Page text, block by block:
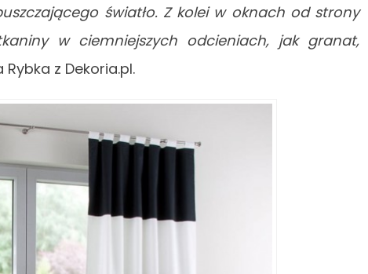
światło. Z kolei w oknach od strony
w ciemniejszych odcieniach, jak granat,
z Dekoria.pl.